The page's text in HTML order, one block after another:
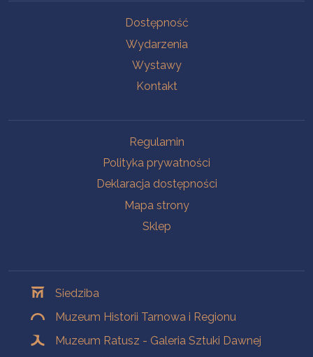
Dostępność
Wydarzenia
Wystawy
Kontakt
Regulamin
Polityka prywatności
Deklaracja dostępności
Mapa strony
Sklep
Siedziba
Muzeum Historii Tarnowa i Regionu
Muzeum Ratusz - Galeria Sztuki Dawnej